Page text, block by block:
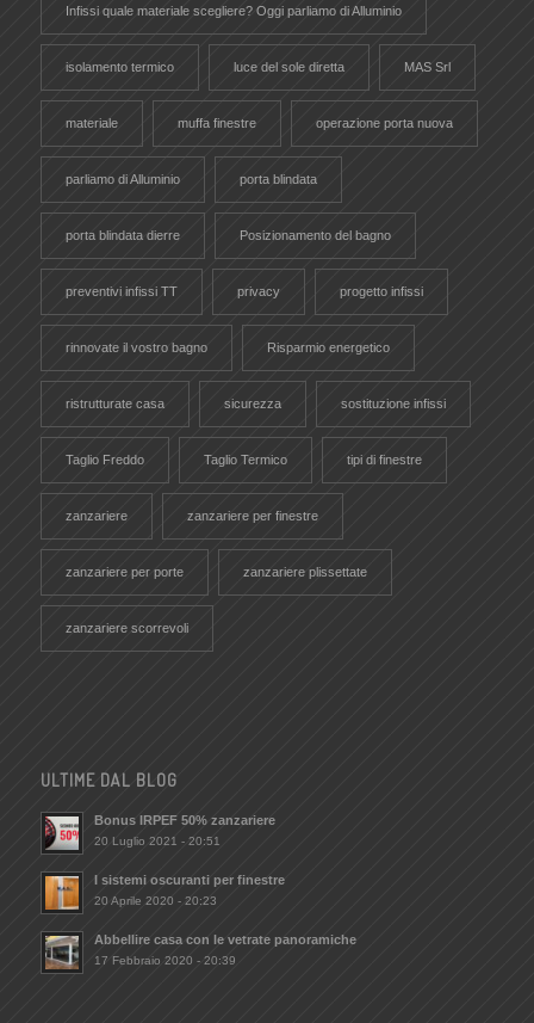
Infissi quale materiale scegliere? Oggi parliamo di Alluminio
isolamento termico luce del sole diretta MAS Srl
materiale muffa finestre operazione porta nuova
parliamo di Alluminio porta blindata
porta blindata dierre Posizionamento del bagno
preventivi infissi TT privacy progetto infissi
rinnovate il vostro bagno Risparmio energetico
ristrutturate casa sicurezza sostituzione infissi
Taglio Freddo Taglio Termico tipi di finestre
zanzariere zanzariere per finestre
zanzariere per porte zanzariere plissettate
zanzariere scorrevoli
ULTIME DAL BLOG
Bonus IRPEF 50% zanzariere
20 Luglio 2021 - 20:51
I sistemi oscuranti per finestre
20 Aprile 2020 - 20:23
Abbellire casa con le vetrate panoramiche
17 Febbraio 2020 - 20:39